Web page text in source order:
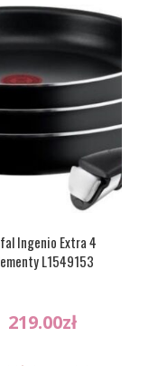
Ingenio Extra 4
L1549153
219.00zł